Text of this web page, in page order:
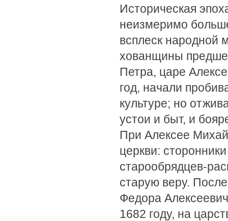
Историческая
неизмеримо
всплеск народной
хованщины
Петра, царе
год, начали
культуре; но
устои и быт, и
При Алексее
церкви:
старообрядцев-
старую веру.
Федора
1682 году, на